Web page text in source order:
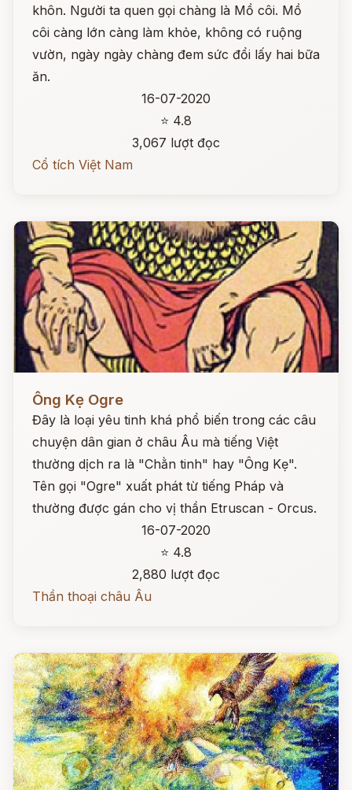
khôn. Người ta quen gọi chàng là Mồ côi. Mồ
côi càng lớn càng làm khỏe, không có ruộng
vườn, ngày ngày chàng đem sức đổi lấy hai bữa
ăn.
16-07-2020
⭐ 4.8
3,067 lượt đọc
Cổ tích Việt Nam
Đọc ngay
Ông Kẹ Ogre
Đây là loại yêu tinh khá phổ biến trong các câu
chuyện dân gian ở châu Âu mà tiếng Việt
thường dịch ra là "Chằn tinh" hay "Ông Kẹ".
Tên gọi "Ogre" xuất phát từ tiếng Pháp và
thường được gán cho vị thần Etruscan - Orcus.
16-07-2020
⭐ 4.8
2,880 lượt đọc
Thần thoại châu Âu